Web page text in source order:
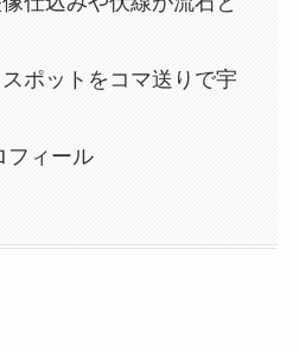
スポットをコマ送りで宇
フィール